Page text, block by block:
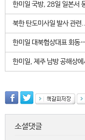
한미일 국방, 28일 일본서
북한 탄도미사일 발사 관련
한미일 대북협상대표 회동
한미일, 제주 남방 공해상
소셜댓글